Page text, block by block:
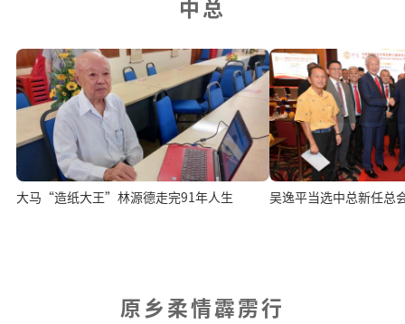
中总
大马“造纸大王”林源德走完91年人生 吴逸平当选中总新任总
原乡柔情霹雳行